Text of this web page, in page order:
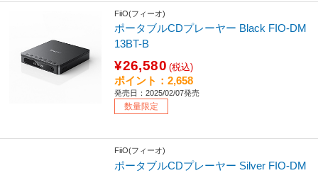
FiiO(フィーオ)
ポータブルCDプレーヤー Black FIO-DM
13BT-B
¥26,580 (税込)
ポイント：2,658
発売日：2025/02/07発売
数量限定
FiiO(フィーオ)
ポータブルCDプレーヤー Silver FIO-DM